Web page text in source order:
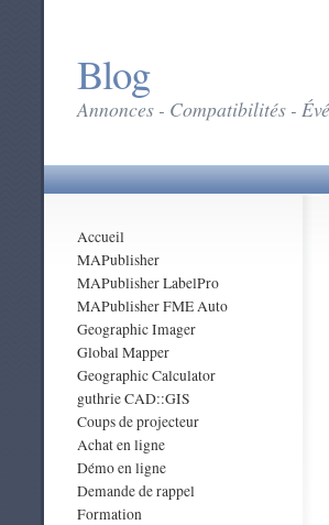
Blog
Annonces - Compatibilités -
Accueil
MAPublisher
MAPublisher LabelPro
MAPublisher FME Auto
Geographic Imager
Global Mapper
Geographic Calculator
guthrie CAD::GIS
Coups de projecteur
Achat en ligne
Démo en ligne
Demande de rappel
Formation